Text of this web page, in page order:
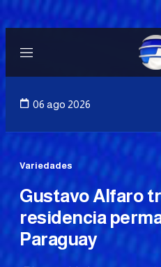
Menú
06 ago 2026
Variedades
Gustavo Alfaro
residencia
Paraguay